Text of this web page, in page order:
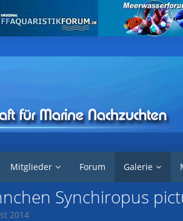
Mitglieder Forum Galerie
Synchiropus
2014